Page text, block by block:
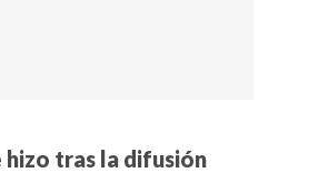
hizo tras la difusión